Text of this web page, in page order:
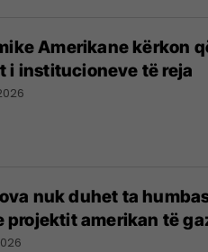
Amerikane kërkon
i institucioneve të reja
nuk duhet ta
projektit amerikan të